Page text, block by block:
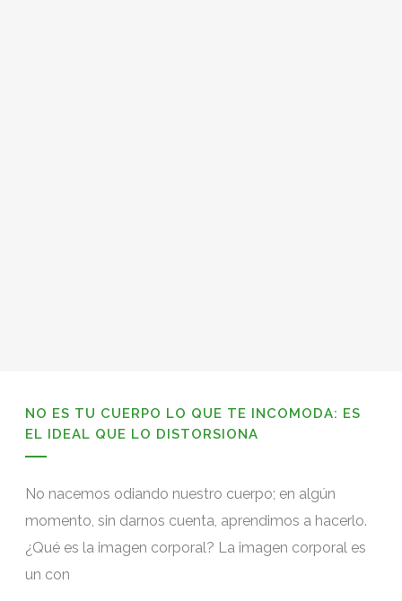
NO ES TU CUERPO LO QUE TE INCOMODA: ES
EL IDEAL QUE LO DISTORSIONA
No nacemos odiando nuestro cuerpo; en algún
momento, sin darnos cuenta, aprendimos a hacerlo.
¿Qué es la imagen corporal? La imagen corporal es
un con